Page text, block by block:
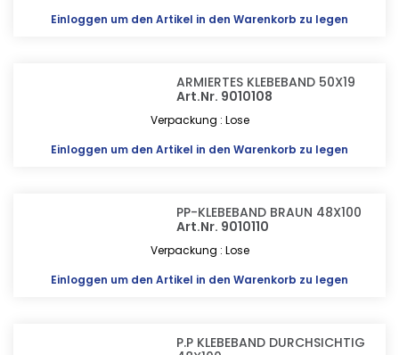
Einloggen um den Artikel in den Warenkorb zu legen
ARMIERTES KLEBEBAND 50X19
Art.Nr. 9010108
Verpackung : Lose
Einloggen um den Artikel in den Warenkorb zu legen
PP-KLEBEBAND BRAUN 48X100
Art.Nr. 9010110
Verpackung : Lose
Einloggen um den Artikel in den Warenkorb zu legen
P.P KLEBEBAND DURCHSICHTIG